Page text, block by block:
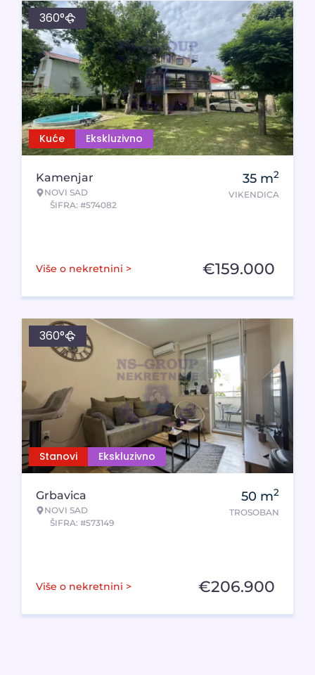
Kuće Ekskluzivno
360°
Kamenjar
NOVI SAD
ŠIFRA: #574082
35 m2
VIKENDICA
Više o nekretnini > €159.000
Stanovi Ekskluzivno
360°
Grbavica
NOVI SAD
ŠIFRA: #573149
50 m2
TROSOBAN
Više o nekretnini > €206.900